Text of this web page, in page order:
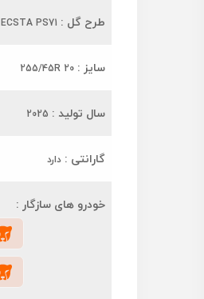
طرح گل : ECSTA PS71
سایز : 255/45R 20
سال تولید : 2025
گارانتی : دارد
خودرو های سازگار :